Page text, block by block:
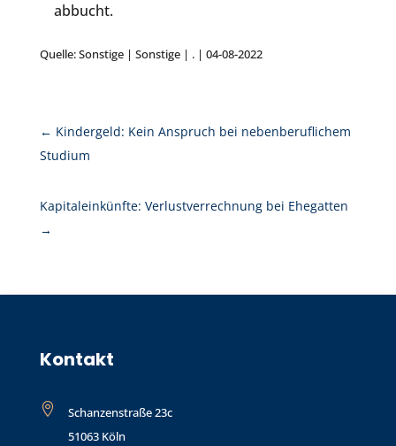
abbucht.
Quelle: Sonstige | Sonstige | . | 04-08-2022
← Kindergeld: Kein Anspruch bei nebenberuflichem
Studium
Kapitaleinkünfte: Verlustverrechnung bei Ehegatten
→
Kontakt

Schanzenstraße 23c
51063 Köln